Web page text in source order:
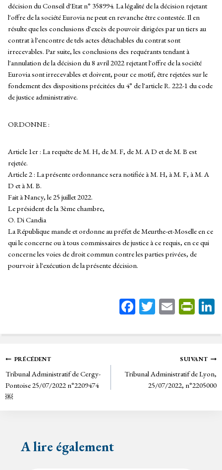
décision du Conseil d'Etat n° 358994. La légalité de la décision rejetant
l'offre de la société Eurovia ne peut en revanche être contestée. Il en
résulte que les conclusions d'excès de pouvoir dirigées par un tiers au
contrat à l'encontre de tels actes détachables du contrat sont
irrecevables. Par suite, les conclusions des requérants tendant à
l'annulation de la décision du 8 avril 2022 rejetant l'offre de la société
Eurovia sont irrecevables et doivent, pour ce motif, être rejetées sur le
fondement des dispositions précitées du 4° de l'article R. 222-1 du code
de justice administrative.
ORDONNE :
Article 1er : La requête de M. H, de M. F, de M. A D et de M. B est
rejetée.
Article 2 : La présente ordonnance sera notifiée à M. H, à M. F, à M. A
D et à M. B.
Fait à Nancy, le 25 juillet 2022.
Le président de la 3ème chambre,
O. Di Candia
La République mande et ordonne au préfet de Meurthe-et-Moselle en ce
qui le concerne ou à tous commissaires de justice à ce requis, en ce qui
concerne les voies de droit commun contre les parties privées, de
pourvoir à l'exécution de la présente décision.
Fa
bo
T
tt
E
ail
Pr
tF
rie
n
dl
Navigation
de
l’article
PRÉCÉDENT
Tribunal Administratif de Cergy-
Pontoise 25/07/2022 n°2209474
￼
SUIVANT
Tribunal Administratif de Lyon,
25/07/2022, n°2205000
A lire également